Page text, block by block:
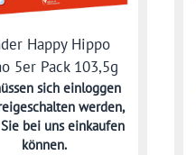
Happy Hippo
5er Pack 103,5g
sich einloggen
werden,
bei uns einkaufen
können.